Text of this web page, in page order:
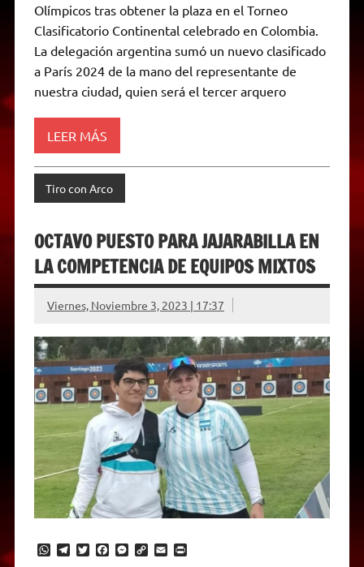
p
m
k
e
k
i
n
d
l
y
Olímpicos tras obtener la plaza en el Torneo
Clasificatorio Continental celebrado en Colombia.
La delegación argentina sumó un nuevo clasificado
a París 2024 de la mano del representante de
nuestra ciudad, quien será el tercer arquero
LEER MÁS
Tiro con Arco
OCTAVO PUESTO PARA JAJARABILLA EN
LA COMPETENCIA DE EQUIPOS MIXTOS
Viernes, Noviembre 3, 2023 | 17:37
W T
T
F
M C
E
P